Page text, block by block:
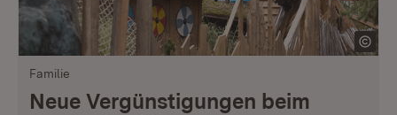
Familie
Neue Vergünstigungen beim